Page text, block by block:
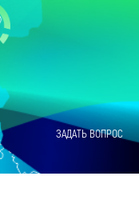
ЗАДАТЬ ВОПРОС